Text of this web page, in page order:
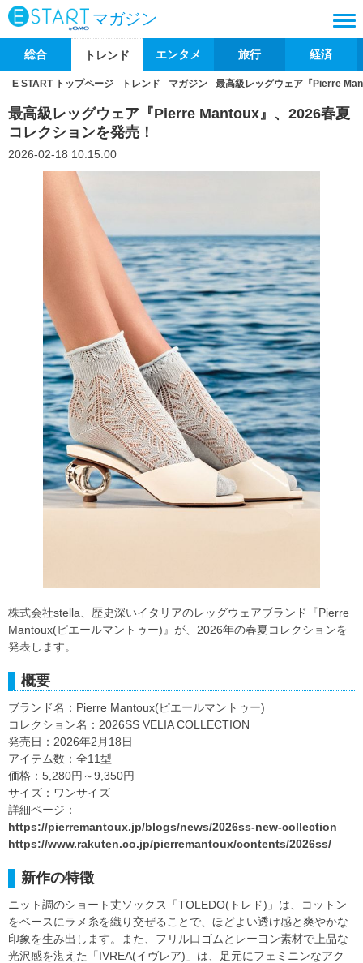
マガジン
総合 トレンド エンタメ 旅行 経済
E START トップページ トレンド マガジン 最高級レッグウェア『Pierre
最高級レッグウェア『Pierre Mantoux』、2026春夏
コレクションを発売！
2026-02-18 10:15:00
株式会社stella、歴史深いイタリアのレッグウェアブランド『Pierre
Mantoux(ピエールマントゥー)』が、2026年の春夏コレクションを
発表します。
概要
ブランド名：Pierre Mantoux(ピエールマントゥー)
コレクション名：2026SS VELIA COLLECTION
発売日：2026年2月18日
アイテム数：全11型
価格：5,280円～9,350円
サイズ：ワンサイズ
詳細ページ：
https://pierremantoux.jp/blogs/news/2026ss-new-collection
https://www.rakuten.co.jp/pierremantoux/contents/2026ss/
新作の特徴
ニット調のショート丈ソックス「TOLEDO(トレド)」は、コットン
をベースにラメ糸を織り交ぜることで、ほどよい透け感と爽やかな
印象を生み出します。また、フリル口ゴムとレーヨン素材で上品な
光沢感を湛えた「IVREA(イヴレア)」は、足元にフェミニンなアク